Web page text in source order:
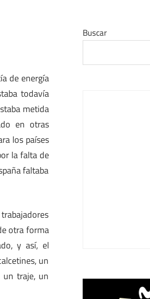
de energía
todavía
metida
en otras
los países
la falta de
faltaba
otra forma
y así, el
un
un traje, un
Buscar